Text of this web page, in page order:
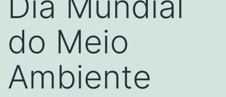
do Meio
Ambiente